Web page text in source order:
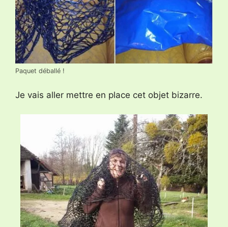
Paquet déballé !
Je vais aller mettre en place cet objet bizarre.